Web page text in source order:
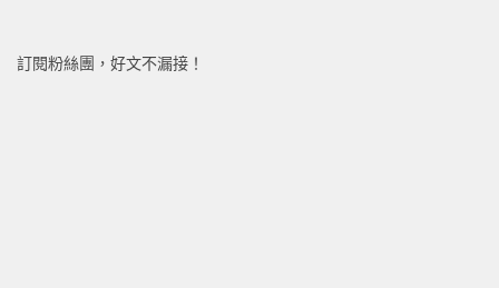
訂閱粉絲團，好文不漏接！